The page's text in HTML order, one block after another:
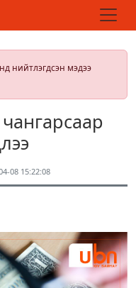
нийтлэгдсэн мэдээ
08 15:22:08